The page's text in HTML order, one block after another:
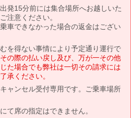
発15分前には集合場所へお越しいた
注意ください。
車できなかった場合の返金はござい
を得ない事情により予定通り運行で
その際の払い戻し及び、万が一その他
た場合でも弊社は一切その請求には
承ください。
ャンセル受付専用です。ご乗車場所
て席の指定はできません。